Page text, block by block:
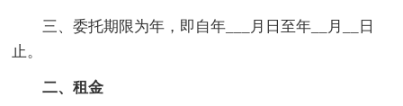
三、委托期限为年，即自年___月日至年__月__日
止。
二、租金